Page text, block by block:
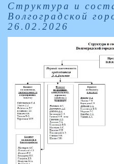
Структура и
Волгоградской
26.02.2026